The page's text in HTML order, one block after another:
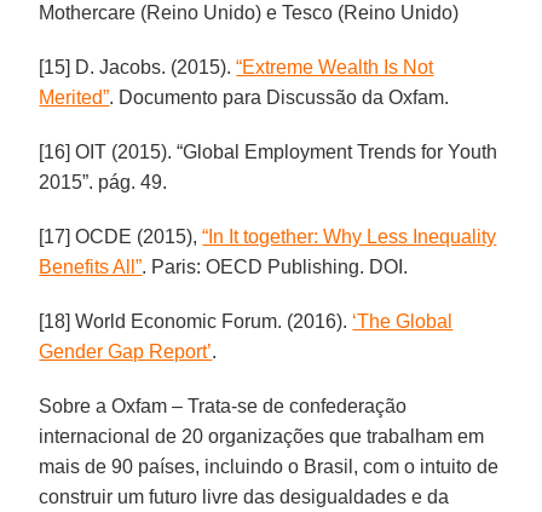
Mothercare (Reino Unido) e Tesco (Reino Unido)
[15] D. Jacobs. (2015).“Extreme Wealth Is Not
Merited”. Documento para Discussão da Oxfam.
[16] OIT (2015). “Global Employment Trends for Youth
2015”. pág. 49.
[17] OCDE (2015),“In It together: Why Less Inequality
Benefits All”. Paris: OECD Publishing. DOI.
[18] World Economic Forum. (2016). ‘The Global
Gender Gap Report’.
Sobre a Oxfam – Trata-se de confederação
internacional de 20 organizações que trabalham em
mais de 90 países, incluindo o Brasil, com o intuito de
construir um futuro livre das desigualdades e da